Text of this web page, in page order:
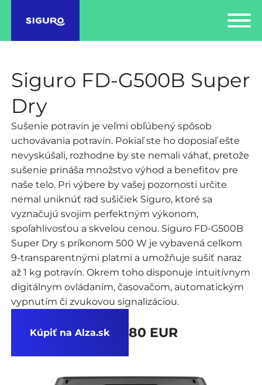
Siguro FD-G500B Super
Dry
Sušenie potravín je veľmi obľúbený spôsob
uchovávania potravín. Pokiaľ ste ho doposiaľ ešte
nevyskúšali, rozhodne by ste nemali váhať, pretože
sušenie prináša množstvo výhod a benefitov pre
naše telo. Pri výbere by vašej pozornosti určite
nemal uniknúť rad sušičiek Siguro, ktoré sa
vyznačujú svojim perfektným výkonom,
spoľahlivosťou a skvelou cenou. Siguro FD-G500B
Super Dry s príkonom 500 W je vybavená celkom
9-transparentnými platmi a umožňuje sušiť naraz
až 1 kg potravín. Okrem toho disponuje intuitívnym
digitálnym ovládaním, časovačom, automatickým
vypnutím či zvukovou signalizáciou.
Kúpiť na Alza.sk 80 EUR